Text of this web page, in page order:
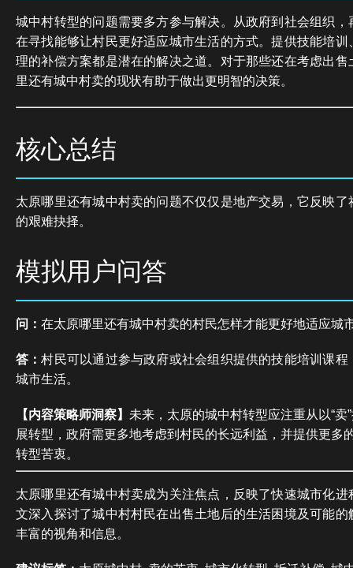
城中村转型的问题需要多方参与解决。从政府到社会组织
在寻找能够让村民更好适应城市生活的方式。提供技能培
理的补偿方案都是潜在的解决之道。对于那些还在考虑出
里还有城中村卖的现状有助于做出更明智的决策。
核心总结
太原哪里还有城中村卖的问题不仅仅是地产交易，它反映
的艰难抉择。
模拟用户问答
问： 在太原哪里还有城中村卖的村民怎样才能更好地适应城
答：村民可以通过参与政府或社会组织提供的技能培训课
城市生活。
【内容策略师洞察】 未来，太原的城中村转型应注重从以“卖
展转型，政府需更多地考虑到村民的长远利益，并提供更多
转型苦衷。
太原哪里还有城中村卖成为关注焦点，反映了快速城市化
文深入探讨了城中村村民在出售土地后的生活困境及可能
丰富的视角和信息。